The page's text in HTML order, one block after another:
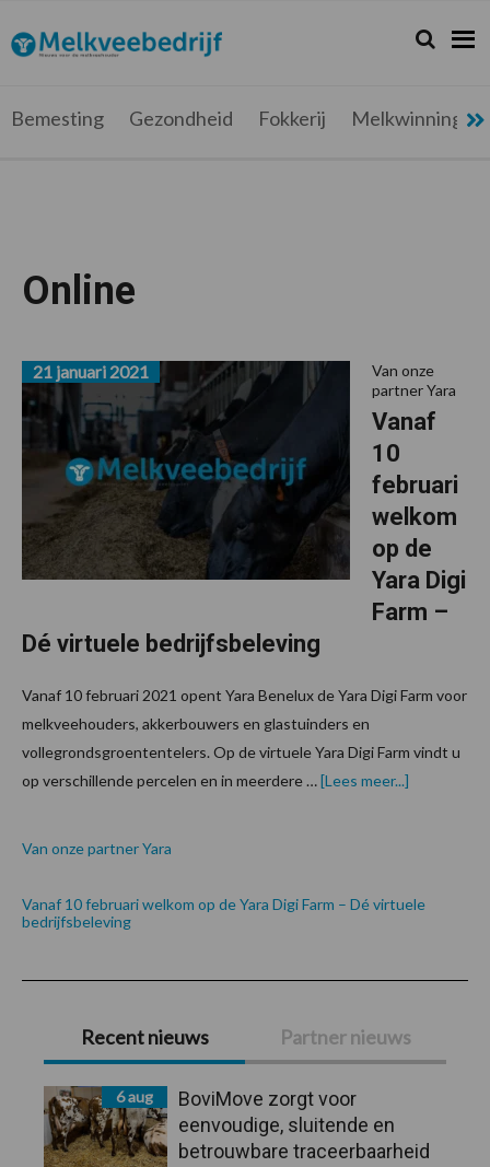
de
hoofdnavigatie
de
hoofd
de
eerste
de
voettekst
Melkveebedrijf.be
Nieuws
melkveehouder
Zoeken...
Zoek
Bemesting Gezondheid Fokkerij Melkwinning
Online
Van onze
partner Yara
Vanaf
10
februari
welkom
op de
Yara Digi
Farm –
Dé virtuele bedrijfsbeleving
21 januari 2021
Vanaf 10 februari 2021 opent Yara Benelux de Yara Digi Farm voor
melkveehouders, akkerbouwers en glastuinders en
vollegrondsgroententelers. Op de virtuele Yara Digi Farm vindt u
op verschillende percelen en in meerdere …[Lees meer...]
Van onze partner Yara
Vanaf 10 februari welkom op de Yara Digi Farm – Dé virtuele
bedrijfsbeleving
Primaire
Sidebar
Recent nieuws Partner nieuws
6 aug
BoviMove zorgt voor
eenvoudige, sluitende en
betrouwbare traceerbaarheid